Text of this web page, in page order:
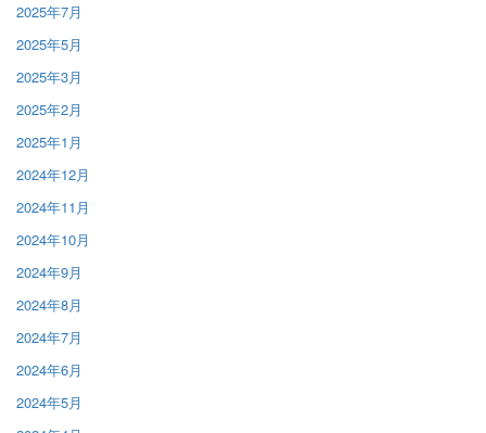
2025年7月
2025年5月
2025年3月
2025年2月
2025年1月
2024年12月
2024年11月
2024年10月
2024年9月
2024年8月
2024年7月
2024年6月
2024年5月